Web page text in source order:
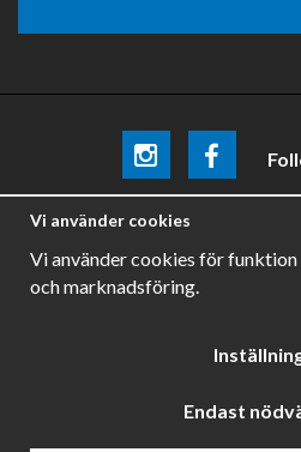
Be the firstto know about
Vi använder cookies
Vi använder cookies för funktion
och marknadsföring.
Endast